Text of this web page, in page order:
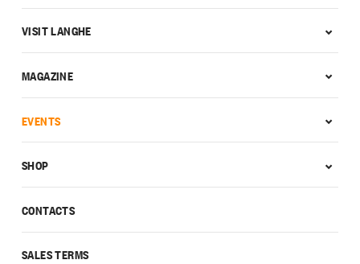
CONTACTS
SALES TERMS
VISIT LANGHE
MAGAZINE
EVENTS
SHOP